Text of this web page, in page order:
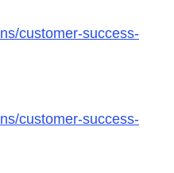
customer-success-
customer-success-